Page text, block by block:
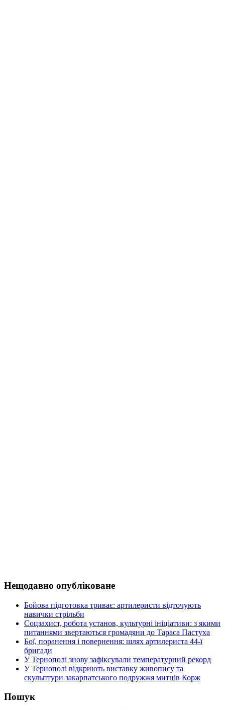
Нещодавно опубліковане
Бойова підготовка триває: артилеристи відточують
навички стрільби
Соцзахист, робота установ, культурні ініціативи: з якими
питаннями звертаються громадяни до Тараса Пастуха
Бої, поранення і повернення: шлях артилериста 44-ї
бригади
У Тернополі знову зафіксували температурний рекорд
У Тернополі відкриють виставку живопису та
скульптури закарпатського подружжя митців Корж
Пошук